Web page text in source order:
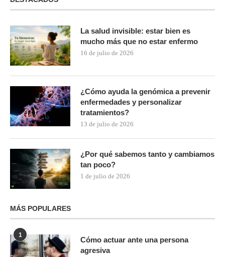
La salud invisible: estar bien es
mucho más que no estar enfermo
16 de julio de 2026
¿Cómo ayuda la genómica a prevenir
enfermedades y personalizar
tratamientos?
13 de julio de 2026
¿Por qué sabemos tanto y cambiamos
tan poco?
1 de julio de 2026
MÁS POPULARES
1
Cómo actuar ante una persona
agresiva